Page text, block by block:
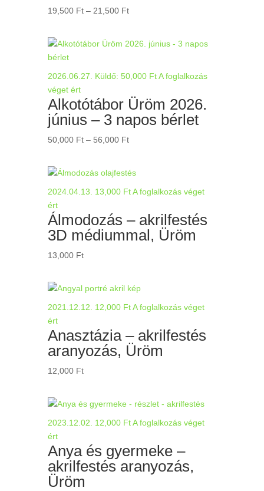
19,500 Ft – 21,500 FtÁrtartomány:
21,500 Ft
2026.06.27. Küldő: 50,000 Ft A foglalkozás
véget ért
Alkotótábor Üröm 2026.
június – 3 napos bérlet
50,000 Ft – 56,000 FtÁrtartomány:
2024.04.13.
13,000 Ft A foglalkozás véget
ért
Álmodozás – akrilfestés
3D médiummal, Üröm
13,000 Ft
2021.12.12. 12,000 Ft A foglalkozás véget
ért
Anasztázia – akrilfestés
aranyozás, Üröm
12,000 Ft
2023.12.02. 12,000 Ft A foglalkozás véget
ért
Anya és gyermeke –
akrilfestés aranyozás,
Üröm